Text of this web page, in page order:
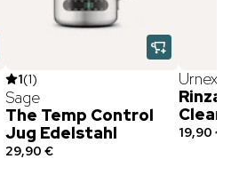
1(1)
Sage
The Temp Control
Jug Edelstahl
29,90 €
Urnex
Rinza
19,90 €